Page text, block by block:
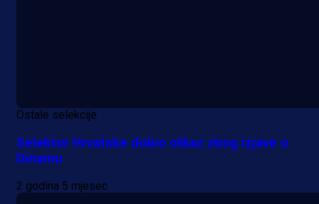
Ostale selekcije
Selektor Hrvatske dobio otkaz zbog izjave o
Dinamu
2 godina 5 mjesec